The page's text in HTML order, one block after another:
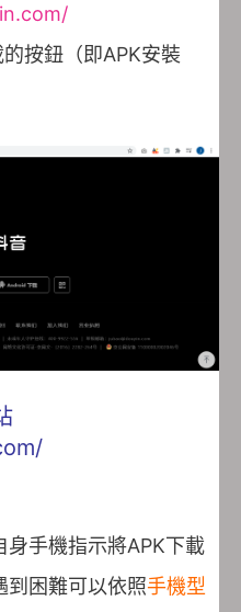
按鈕（即APK安裝
身手機指示將APK下載
到困難可以依照手機型